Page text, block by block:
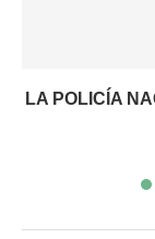
LA POLICÍA